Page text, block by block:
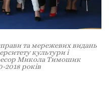
та мережевих видань
культури і
Микола Тимошик
2018 років